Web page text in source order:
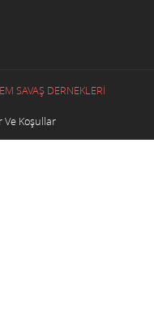
SAVAŞ DERNEKLERİ
Ve Koşullar